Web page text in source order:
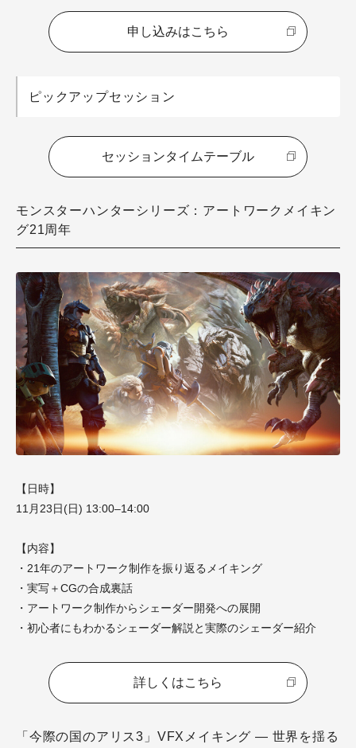
申し込みはこちら
ピックアップセッション
セッションタイムテーブル
モンスターハンターシリーズ：アートワークメイキン
グ21周年
【日時】
11月23日(日) 13:00–14:00
【内容】
・21年のアートワーク制作を振り返るメイキング
・実写＋CGの合成裏話
・アートワーク制作からシェーダー開発への展開
・初心者にもわかるシェーダー解説と実際のシェーダー紹介
詳しくはこちら
「今際の国のアリス3」VFXメイキング ― 世界を揺る